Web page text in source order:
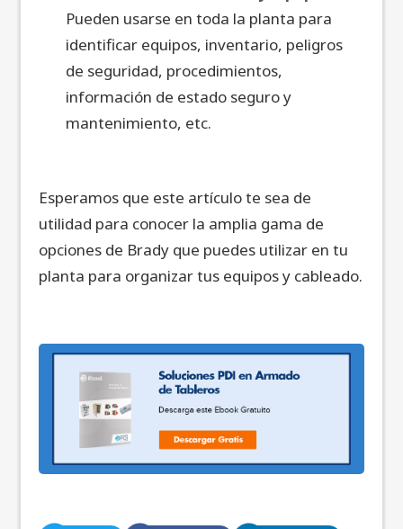
Pueden usarse en toda la planta para
identificar equipos, inventario, peligros
de seguridad, procedimientos,
información de estado seguro y
mantenimiento, etc.
Esperamos que este artículo te sea de
utilidad para conocer la amplia gama de
opciones de Brady que puedes utilizar en tu
planta para organizar tus equipos y cableado.